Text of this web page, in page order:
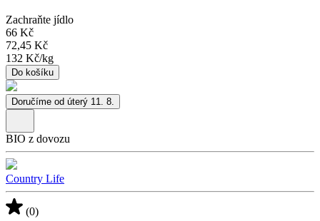
Zachraňte jídlo
66 Kč
72,45 Kč
132 Kč/kg
Do košíku
Doručíme od úterý 11. 8.
BIO z dovozu
Country Life
(0)